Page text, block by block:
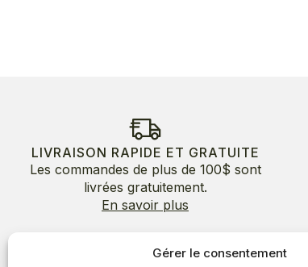
Gérer le consentement
LIVRAISON RAPIDE ET GRATUITE
Les commandes de plus de 100$ sont
livrées gratuitement.
En savoir plus